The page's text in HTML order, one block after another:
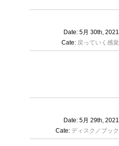
Date: 5月 30th, 2021
Cate: 戻っていく感覚
Date: 5月 29th, 2021
Cate: ディスク／ブック